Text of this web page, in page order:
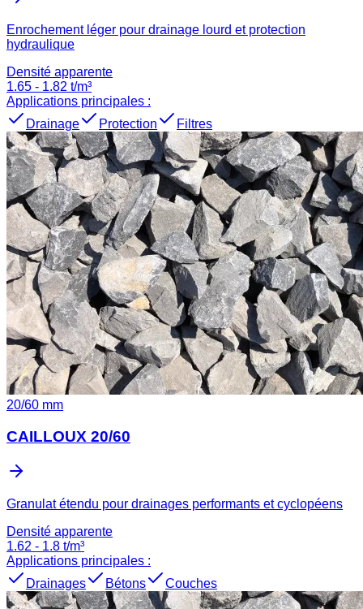
Enrochement léger pour drainage lourd et protection
hydraulique
Densité apparente
1.65 - 1.82 t/m³
Applications principales :
Drainage
Protection Filtres
20/60 mm
CAILLOUX 20/60
Granulat étendu pour drainages performants et cyclopéens
Densité apparente
1.62 - 1.8 t/m³
Applications principales :
Drainages
Bétons Couches